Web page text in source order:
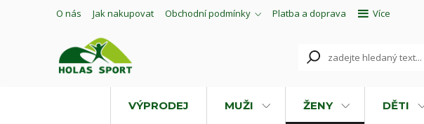
O nás Jak nakupovat Obchodní podmínky Platba a doprava Více
VÝPRODEJ MUŽI ŽENY DĚTI